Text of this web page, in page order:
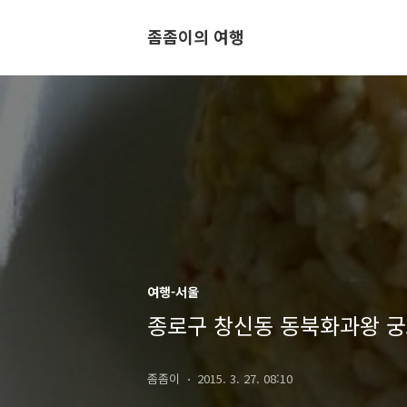
좀좀이의 여행
여행-서울
종로구 창신동 동북화과왕
좀좀이 2015. 3. 27. 08:10